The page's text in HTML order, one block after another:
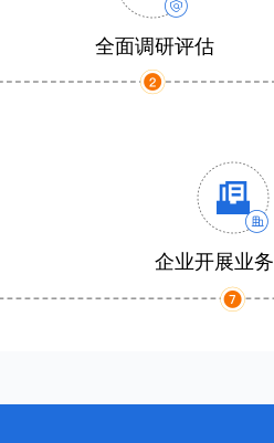
全面调研评估
企业开展业务